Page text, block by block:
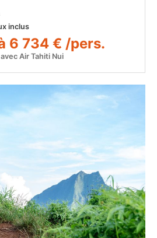
inclus
6 734 € /pers.
Air Tahiti Nui